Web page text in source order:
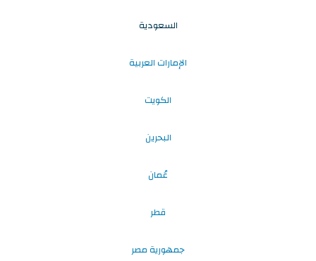
السعودية
الإمارات العربية
الكويت
البحرين
عُمان
قطر
جمهورية مصر